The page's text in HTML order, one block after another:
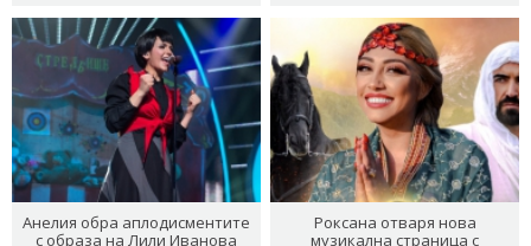
Анелия обра аплодисментите
с образа на Лили Иванова
Роксана отваря нова
музикална страница с